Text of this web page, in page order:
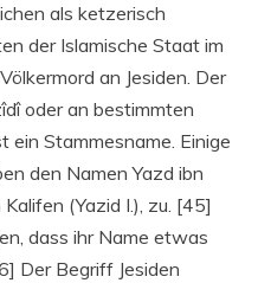
als ketzerisch
der Islamische Staat im
an Jesiden. Der
oder an bestimmten
ein Stammesname. Einige
den Namen Yazd ibn
(Yazid I.), zu. [45]
dass ihr Name etwas
Der Begriff Jesiden